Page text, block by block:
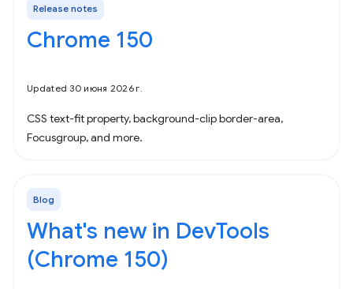
Release notes
Chrome 150
Updated 30 июня 2026 г.
CSS text-fit property, background-clip border-area,
Focusgroup, and more.
Blog
What's new in DevTools
(Chrome 150)